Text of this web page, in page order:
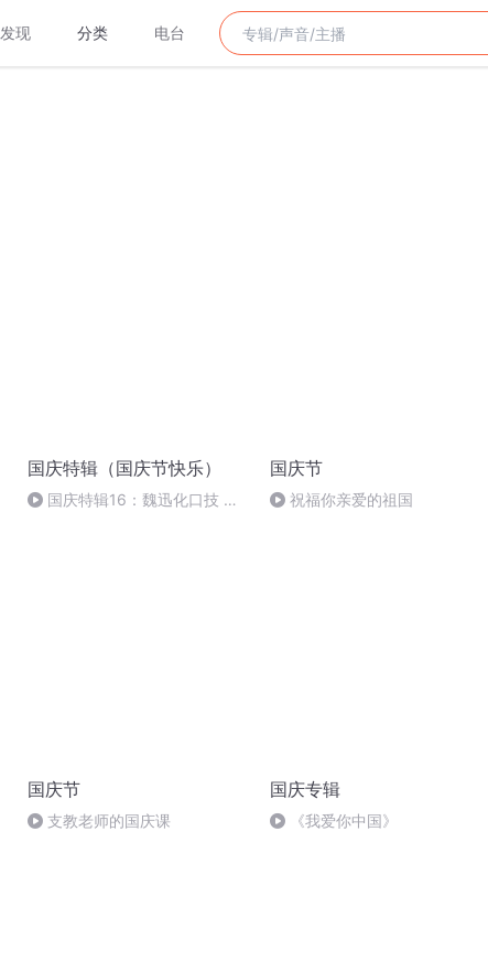
发现 分类 电台
国庆特辑（国庆节快乐）
国庆特辑16：魏迅化口技 二
国庆节
祝福你亲爱的祖国
国庆节
支教老师的国庆课
国庆专辑
《我爱你中国》